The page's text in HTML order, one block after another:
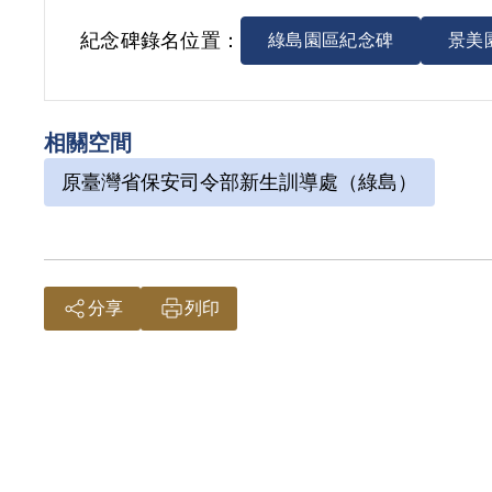
紀念碑錄名位置： 綠島園區紀念碑 景美
相關空間
原臺灣省保安司令部新生訓導處（綠島）
分享 列印